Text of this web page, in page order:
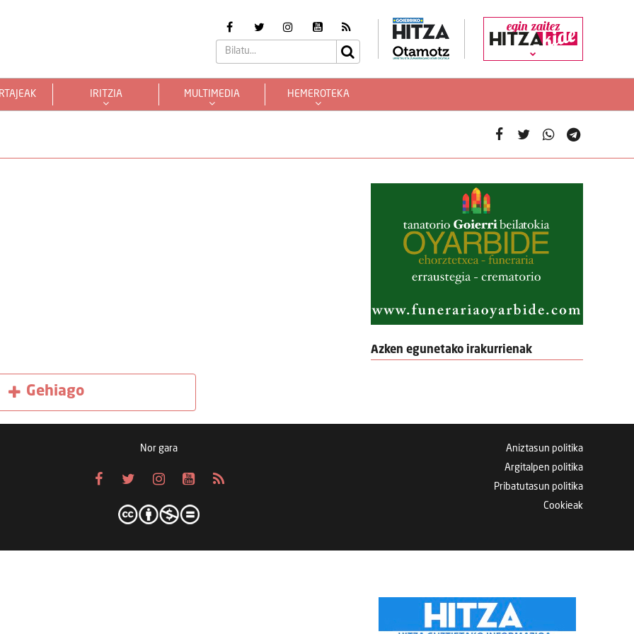
egin zaitez
IRITZIA MULTIMEDIA HEMEROTEKA
Gehiago
Azken egunetako irakurrienak
Nor gara
Aniztasun politika
Argitalpen politika
Pribatutasun politika
Cookieak